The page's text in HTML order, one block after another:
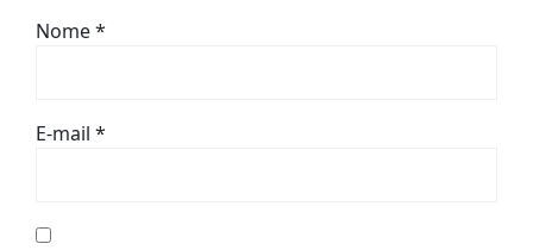
Nome*
E-mail *